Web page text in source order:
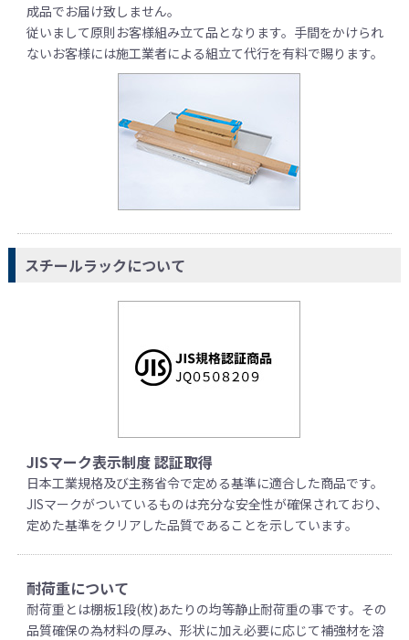
成品でお届け致しません。
従いまして原則お客様組み立て品となります。手間をかけられ
ないお客様には施工業者による組立て代行を有料で賜ります。
スチールラックについて
JISマーク表示制度 認証取得
日本工業規格及び主務省令で定める基準に適合した商品です。
JISマークがついているものは充分な安全性が確保されており、
定めた基準をクリアした品質であることを示しています。
耐荷重について
耐荷重とは棚板1段(枚)あたりの均等静止耐荷重の事です。その
品質確保の為材料の厚み、形状に加え必要に応じて補強材を溶